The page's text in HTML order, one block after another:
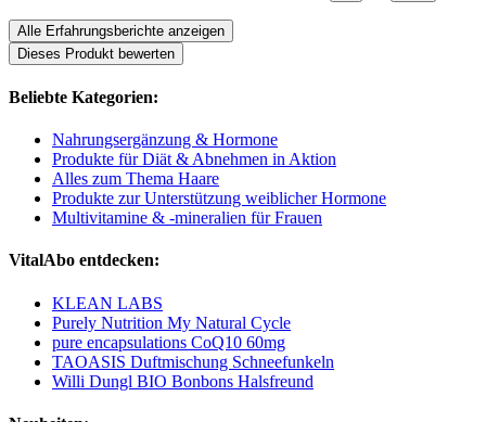
Alle Erfahrungsberichte anzeigen
Dieses Produkt bewerten
Beliebte Kategorien:
Nahrungsergänzung & Hormone
Produkte für Diät & Abnehmen in Aktion
Alles zum Thema Haare
Produkte zur Unterstützung weiblicher Hormone
Multivitamine & -mineralien für Frauen
VitalAbo entdecken:
KLEAN LABS
Purely Nutrition My Natural Cycle
pure encapsulations CoQ10 60mg
TAOASIS Duftmischung Schneefunkeln
Willi Dungl BIO Bonbons Halsfreund